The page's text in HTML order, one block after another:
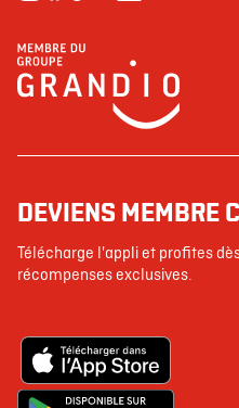
DEVIENS MEMBRE
Télécharge l'appli et profites
récompenses exclusives.